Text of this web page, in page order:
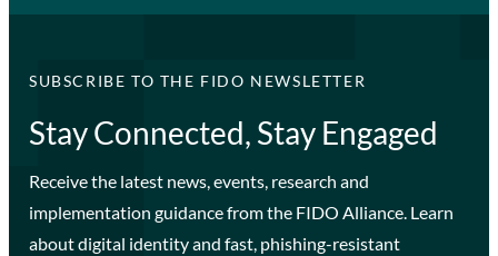
SUBSCRIBE TO THE FIDO NEWSLETTER
Stay Connected, Stay Engaged
Receive the latest news, events, research and
implementation guidance from the FIDO Alliance. Learn
about digital identity and fast, phishing-resistant